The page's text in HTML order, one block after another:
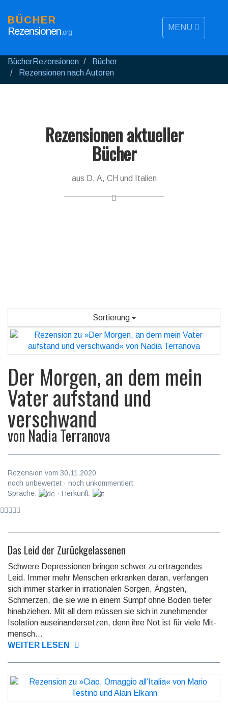
MENU
BÜCHER
Rezensionen.org
BücherRezensionen
Bücher
Rezensionen nach Autoren
Rezensionen aktueller
Bücher
aus D, A, CH und Italien
Sortierung
Der Morgen, an dem mein
Vater aufstand und
verschwand
von Nadia Terranova
Rezension vom 30.11.2020
noch unbewertet · noch unkommentiert
Sprache:
· Herkunft:
Das Leid der Zurückgelassenen
Schwere Depressionen bringen schwer zu ertragendes
Leid. Immer mehr Menschen erkranken daran, verfangen
sich immer stärker in irratio­nalen Sorgen, Ängsten,
Schmerzen, die sie wie in einem Sumpf ohne Boden tiefer
hinab­ziehen. Mit all dem müssen sie sich in zuneh­mender
Isolation aus­einander­setzen, denn ihre Not ist für viele Mit­
mensch...
WEITER LESEN